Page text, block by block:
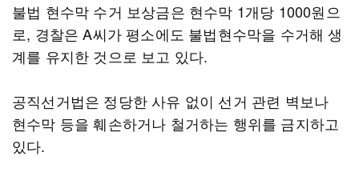
불법 현수막 수거 보상금은 현수막 1개당 1000원으
로, 경찰은 A씨가 평소에도 불법현수막을 수거해 생
계를 유지한 것으로 보고 있다.
공직선거법은 정당한 사유 없이 선거 관련 벽보나
현수막 등을 훼손하거나 철거하는 행위를 금지하고
있다.